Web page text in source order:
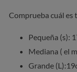
Comprueba cuál es
Pequeña (s):
Mediana ( el
Grande